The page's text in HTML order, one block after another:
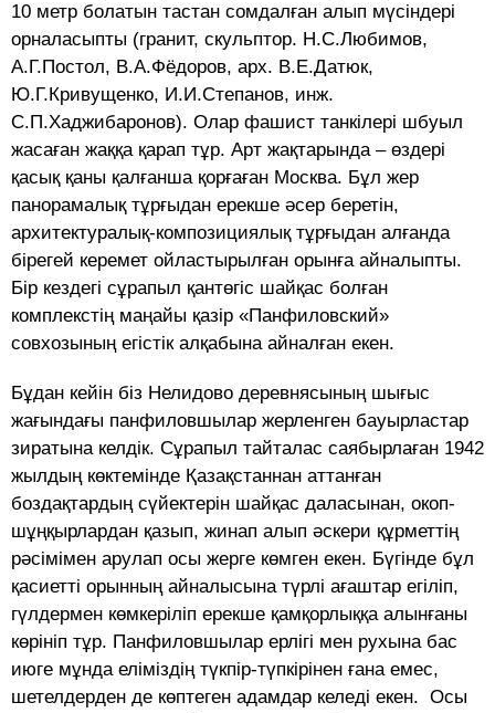
10 метр болатын тастан сомдалған алып мүсіндері
орналасыпты (гранит, скульптор. Н.С.Любимов,
А.Г.Постол, В.А.Фёдоров, арх. В.Е.Датюк,
Ю.Г.Кривущенко, И.И.Степанов, инж.
С.П.Хаджибаронов). Олар фашист танкілері шбуыл
жасаған жаққа қарап тұр. Арт жақтарында – өздері
қасық қаны қалғанша қорғаған Москва. Бұл жер
панорамалық тұрғыдан ерекше әсер беретін,
архитектуралық-композициялық тұрғыдан алғанда
бірегей керемет ойластырылған орынға айналыпты.
Бір кездегі сұрапыл қантөгіс шайқас болған
комплекстің маңайы қазір «Панфиловский»
совхозының егістік алқабына айналған екен.
Бұдан кейін біз Нелидово деревнясының шығыс
жағындағы панфиловшылар жерленген бауырластар
зиратына келдік. Сұрапыл тайталас саябырлаған 1942
жылдың көктемінде Қазақстаннан аттанған
боздақтардың сүйектерін шайқас даласынан, окоп-
шұңқырлардан қазып, жинап алып әскери құрметтің
рәсімімен арулап осы жерге көмген екен. Бүгінде бұл
қасиетті орынның айналысына түрлі ағаштар егіліп,
гүлдермен көмкеріліп ерекше қамқорлыққа алынғаны
көрініп тұр. Панфиловшылар ерлігі мен рухына бас
июге мұнда еліміздің түкпір-түпкірінен ғана емес,
шетелдерден де көптеген адамдар келеді екен. Осы